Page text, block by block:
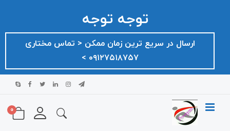
توجه توجه
ارسال در سریع ترین زمان ممکن ‌< تماس مختاری
۰۹۱۲۷۵۱۸۷۵۷ >
0